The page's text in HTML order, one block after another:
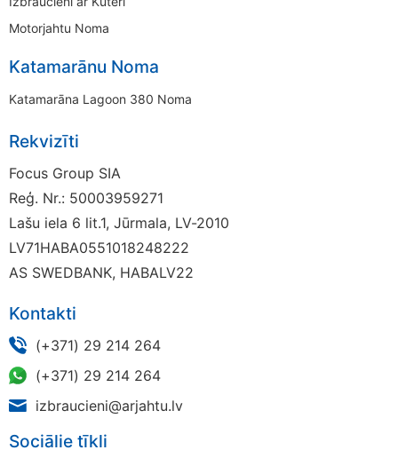
Motorjahtu Noma
Katamarānu Noma
Katamarāna Lagoon 380 Noma
Rekvizīti
Focus Group SIA
Reģ. Nr.: 50003959271
Lašu iela 6 lit.1, Jūrmala, LV-2010
LV71HABA0551018248222
AS SWEDBANK, HABALV22
Kontakti
(+371) 29 214 264
(+371) 29 214 264
izbraucieni@arjahtu.lv
Sociālie tīkli